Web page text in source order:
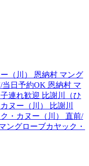
（川） 恩納村 マング
当日予約OK 恩納村 マ
連れ歓迎 比謝川（ひ
ヌー（川）
比謝川
・カヌー（川） 直前/
ングローブカヤック・